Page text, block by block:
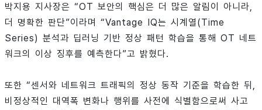
박지용 지사장은 “OT 보안의 핵심은 더 많은 알림이 아니라,
더 명확한 판단”이라며 “Vantage IQ는 시계열(Time
Series) 분석과 딥러닝 기반 정상 패턴 학습을 통해 OT 네트
워크의 이상 징후를 예측한다”고 밝혔다.
또한 “센서와 네트워크 트래픽의 정상 동작 기준을 학습한 뒤,
비정상적인 대역폭 변화나 행위를 사전에 식별함으로써 사고